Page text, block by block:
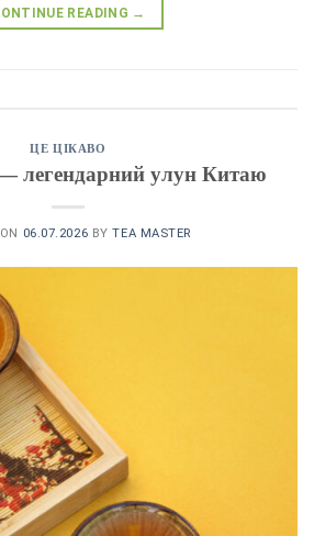
READING →
ЦЕ ЦІКАВО
легендарний улун Китаю
06.07.2026 BYTEA MASTER